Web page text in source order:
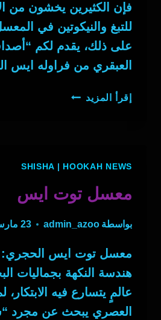
فإن الكثيرين يخشون من
للتبغ والنيكوتين في
على ذلك، يقدم لكم
العبقري من فراوله ايس
إقرأ المزيد فراوله
SHISHA | HOOKAH NEWS
معسل توت ايس
بواسطة admin_azoo 23 مارس، 2026
معسل توت ايس الحجري:
هندسة النكهة بجماليات
عالمٍ يتسارع فيه
العصري يبحث عن مجرد